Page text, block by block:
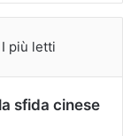
I più letti
sfida cinese